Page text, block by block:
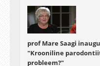
prof Mare Saagi
"Krooniline
probleem?"